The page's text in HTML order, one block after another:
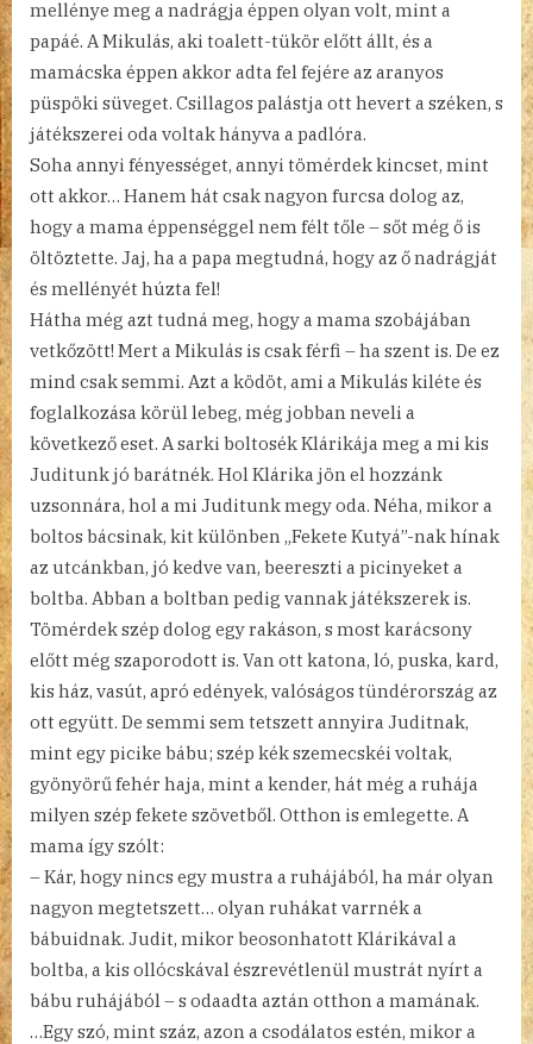
mellénye meg a nadrágja éppen olyan volt, mint a
papáé. A Mikulás, aki toalett-tükör előtt állt, és a
mamácska éppen akkor adta fel fejére az aranyos
püspöki süveget. Csillagos palástja ott hevert a széken, s
játékszerei oda voltak hányva a padlóra.
Soha annyi fényességet, annyi tömérdek kincset, mint
ott akkor… Hanem hát csak nagyon furcsa dolog az,
hogy a mama éppenséggel nem félt tőle – sőt még ő is
öltöztette. Jaj, ha a papa megtudná, hogy az ő nadrágját
és mellényét húzta fel!
Hátha még azt tudná meg, hogy a mama szobájában
vetkőzött! Mert a Mikulás is csak férfi – ha szent is. De ez
mind csak semmi. Azt a ködöt, ami a Mikulás kiléte és
foglalkozása körül lebeg, még jobban neveli a
következő eset. A sarki boltosék Klárikája meg a mi kis
Juditunk jó barátnék. Hol Klárika jön el hozzánk
uzsonnára, hol a mi Juditunk megy oda. Néha, mikor a
boltos bácsinak, kit különben „Fekete Kutyá”-nak hínak
az utcánkban, jó kedve van, beereszti a picinyeket a
boltba. Abban a boltban pedig vannak játékszerek is.
Tömérdek szép dolog egy rakáson, s most karácsony
előtt még szaporodott is. Van ott katona, ló, puska, kard,
kis ház, vasút, apró edények, valóságos tündérország az
ott együtt. De semmi sem tetszett annyira Juditnak,
mint egy picike bábu; szép kék szemecskéi voltak,
gyönyörű fehér haja, mint a kender, hát még a ruhája
milyen szép fekete szövetből. Otthon is emlegette. A
mama így szólt:
– Kár, hogy nincs egy mustra a ruhájából, ha már olyan
nagyon megtetszett… olyan ruhákat varrnék a
bábuidnak. Judit, mikor beosonhatott Klárikával a
boltba, a kis ollócskával észrevétlenül mustrát nyírt a
bábu ruhájából – s odaadta aztán otthon a mamának.
…Egy szó, mint száz, azon a csodálatos estén, mikor a